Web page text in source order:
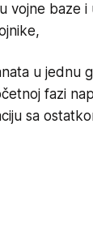
vojne baze i
u jednu
fazi
sa